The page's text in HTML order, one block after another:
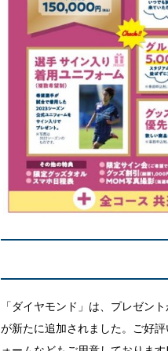
「ダイヤモンド」は、プレゼン
が新たに追加されました。ご好